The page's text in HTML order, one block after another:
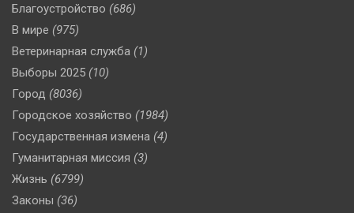
Благоустройство (686)
В мире (975)
Ветеринарная служба (1)
Выборы 2025 (10)
Город (8036)
Городское хозяйство (1984)
Государственная измена (4)
Гуманитарная миссия (3)
Жизнь (6799)
Законы (36)